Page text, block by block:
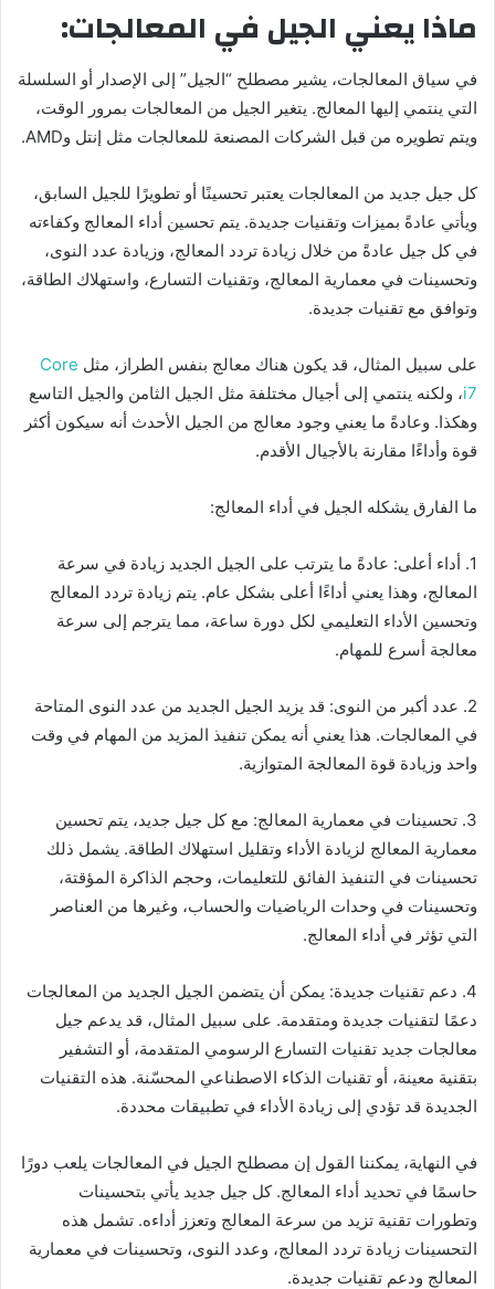
ماذا يعني الجيل في المعالجات:
في سياق المعالجات، يشير مصطلح “الجيل” إلى الإصدار أو السلسلة
التي ينتمي إليها المعالج. يتغير الجيل من المعالجات بمرور الوقت،
ويتم تطويره من قبل الشركات المصنعة للمعالجات مثل إنتل وAMD.
كل جيل جديد من المعالجات يعتبر تحسينًا أو تطويرًا للجيل السابق،
ويأتي عادةً بميزات وتقنيات جديدة. يتم تحسين أداء المعالج وكفاءته
في كل جيل عادةً من خلال زيادة تردد المعالج، وزيادة عدد النوى،
وتحسينات في معمارية المعالج، وتقنيات التسارع، واستهلاك الطاقة،
وتوافق مع تقنيات جديدة.
على سبيل المثال، قد يكون هناك معالج بنفس الطراز، مثل Core
i7، ولكنه ينتمي إلى أجيال مختلفة مثل الجيل الثامن والجيل التاسع
وهكذا. وعادةً ما يعني وجود معالج من الجيل الأحدث أنه سيكون أكثر
قوة وأداءًا مقارنة بالأجيال الأقدم.
ما الفارق يشكله الجيل في أداء المعالج:
1. أداء أعلى: عادةً ما يترتب على الجيل الجديد زيادة في سرعة
المعالج، وهذا يعني أداءًا أعلى بشكل عام. يتم زيادة تردد المعالج
وتحسين الأداء التعليمي لكل دورة ساعة، مما يترجم إلى سرعة
معالجة أسرع للمهام.
2. عدد أكبر من النوى: قد يزيد الجيل الجديد من عدد النوى المتاحة
في المعالجات. هذا يعني أنه يمكن تنفيذ المزيد من المهام في وقت
واحد وزيادة قوة المعالجة المتوازية.
3. تحسينات في معمارية المعالج: مع كل جيل جديد، يتم تحسين
معمارية المعالج لزيادة الأداء وتقليل استهلاك الطاقة. يشمل ذلك
تحسينات في التنفيذ الفائق للتعليمات، وحجم الذاكرة المؤقتة،
وتحسينات في وحدات الرياضيات والحساب، وغيرها من العناصر
التي تؤثر في أداء المعالج.
4. دعم تقنيات جديدة: يمكن أن يتضمن الجيل الجديد من المعالجات
دعمًا لتقنيات جديدة ومتقدمة. على سبيل المثال، قد يدعم جيل
معالجات جديد تقنيات التسارع الرسومي المتقدمة، أو التشفير
بتقنية معينة، أو تقنيات الذكاء الاصطناعي المحسّنة. هذه التقنيات
الجديدة قد تؤدي إلى زيادة الأداء في تطبيقات محددة.
في النهاية، يمكننا القول إن مصطلح الجيل في المعالجات يلعب دورًا
حاسمًا في تحديد أداء المعالج. كل جيل جديد يأتي بتحسينات
وتطورات تقنية تزيد من سرعة المعالج وتعزز أداءه. تشمل هذه
التحسينات زيادة تردد المعالج، وعدد النوى، وتحسينات في معمارية
المعالج ودعم تقنيات جديدة.